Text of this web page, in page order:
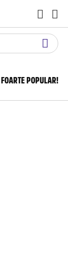
FOARTE POPULAR!